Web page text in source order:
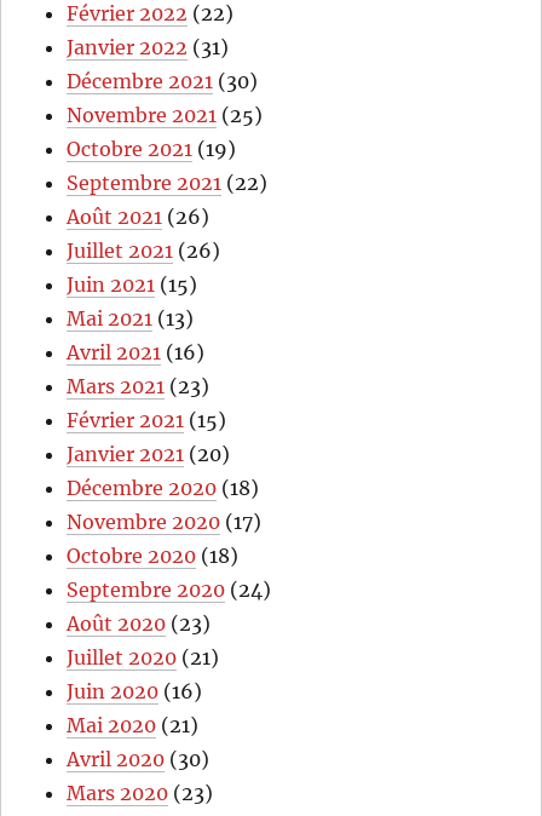
Février 2022 (22)
Janvier 2022 (31)
Décembre 2021 (30)
Novembre 2021 (25)
Octobre 2021 (19)
Septembre 2021 (22)
Août 2021 (26)
Juillet 2021 (26)
Juin 2021 (15)
Mai 2021 (13)
Avril 2021 (16)
Mars 2021 (23)
Février 2021 (15)
Janvier 2021 (20)
Décembre 2020 (18)
Novembre 2020 (17)
Octobre 2020 (18)
Septembre 2020 (24)
Août 2020 (23)
Juillet 2020 (21)
Juin 2020 (16)
Mai 2020 (21)
Avril 2020 (30)
Mars 2020 (23)